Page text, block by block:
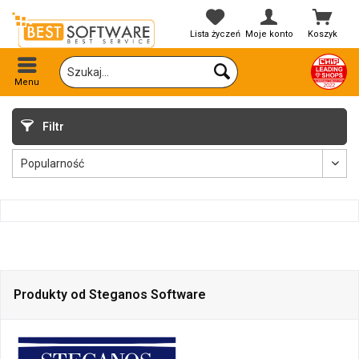
Koszyk
Lista życzeń Moje konto
Menu
Filtr
Produkty od Steganos Software